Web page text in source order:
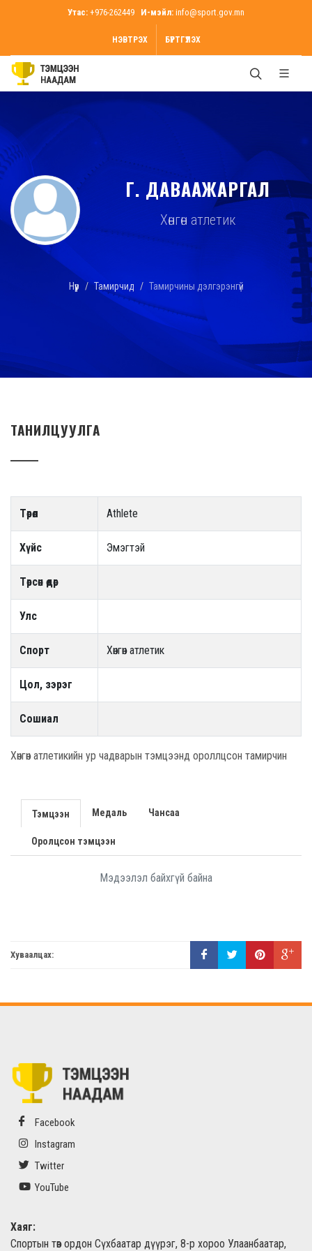
Утас: +976-262449 И-мэйл: info@sport.gov.mn
НЭВТРЭХ БҮРТГҮҮЛЭХ
Г. ДАВААЖАРГАЛ
Хөнгөн атлетик
Нүүр Тамирчид Тамирчины дэлгэрэнгүй
ТАНИЛЦУУЛГА
Төрөл Athlete
Хүйс Эмэгтэй
Төрсөн өдөр
Улс
Спорт Хөнгөн атлетик
Цол, зэрэг
Сошиал
Хөнгөн атлетикийн ур чадварын тэмцээнд ороллцсон тамирчин
Тэмцээн Медаль Чансаа
Оролцсон тэмцээн
Мэдээлэл байхгүй байна
Хуваалцах:
Facebook
Instagram
Twitter
YouTube
Хаяг:
Спортын төв ордон Сүхбаатар дүүрэг, 8-р хороо Улаанбаатар,